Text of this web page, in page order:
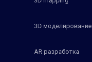
3D моделирование
AR разработка